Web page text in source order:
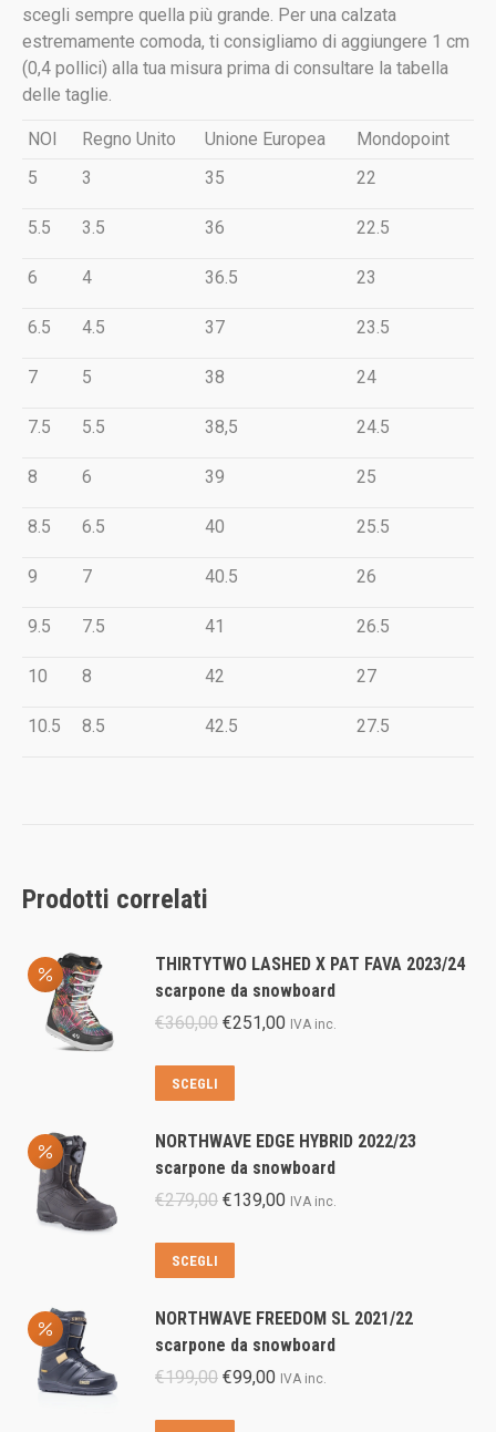
scegli sempre quella più grande. Per una calzata
estremamente comoda, ti consigliamo di aggiungere 1 cm
(0,4 pollici) alla tua misura prima di consultare la tabella
delle taglie.
NOI Regno Unito Unione Europea
Mondopoint
5
3 35 22
5.5 3.5 36 22.5
6 4 36.5 23
6.5 4.5 37 23.5
7 5 38 24
7.5 5.5 38,5 24.5
8 6 39 25
8.5 6.5 40 25.5
9 7 40.5 26
9.5 7.5 41 26.5
10 8 42 27
10.5 8.5 42.5 27.5
Prodotti correlati
THIRTYTWO LASHED X PAT FAVA 2023/24
scarpone da snowboard
€360,00 Il
era:
€251,00 IlIVA inc.
SCEGLI
prodotto
ha
più
Le
scelte
nella
pagina
prodotto
NORTHWAVE EDGE HYBRID 2022/23
scarpone da snowboard
€279,00 Il
era:
€139,00 IlIVA inc.
SCEGLI
prodotto
ha
più
Le
NORTHWAVE FREEDOM SL 2021/22
scarpone da snowboard
€199,00 Il
€99,00 IlIVA inc.